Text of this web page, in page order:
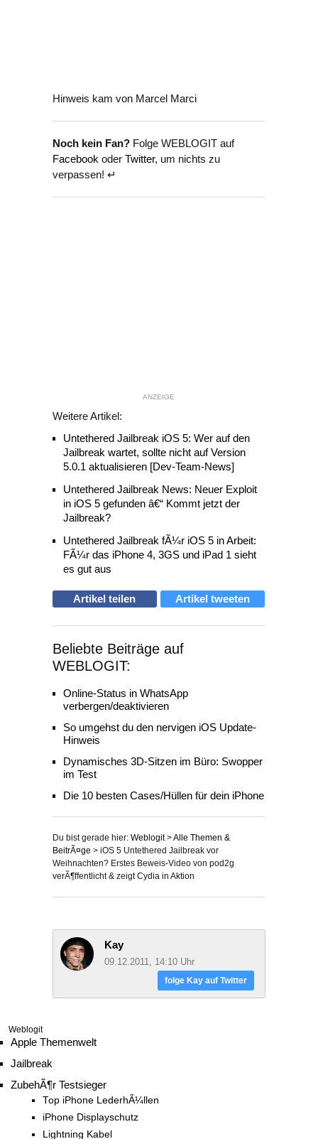
Hinweis kam von Marcel Marci
Noch kein Fan? Folge WEBLOGIT auf
Facebook oder Twitter, um nichts zu
verpassen! ↵
ANZEIGE
Weitere Artikel:
Untethered Jailbreak iOS 5: Wer auf den
Jailbreak wartet, sollte nicht auf Version
5.0.1 aktualisieren [Dev-Team-News]
Untethered Jailbreak News: Neuer Exploit
in iOS 5 gefunden â€“ Kommt jetzt der
Jailbreak?
Untethered Jailbreak fÃ¼r iOS 5 in Arbeit:
FÃ¼r das iPhone 4, 3GS und iPad 1 sieht
es gut aus
Artikel teilen Artikel tweeten
Beliebte Beiträge auf
WEBLOGIT:
Online-Status in WhatsApp
verbergen/deaktivieren
So umgehst du den nervigen iOS Update-
Hinweis
Dynamisches 3D-Sitzen im Büro: Swopper
im Test
Die 10 besten Cases/Hüllen für dein iPhone
Du bist gerade hier: Weblogit>Alle Themen &
BeitrÃ¤ge > iOS 5 Untethered Jailbreak vor
Weihnachten? Erstes Beweis-Video von pod2g
verÃ¶ffentlicht & zeigt Cydia in Aktion
Kay
09.12.2011, 14:10 Uhr
folge Kay auf Twitter
Weblogit
Apple Themenwelt
Jailbreak
ZubehÃ¶r Testsieger
Top iPhone LederhÃ¼llen
iPhone Displayschutz
Lightning Kabel